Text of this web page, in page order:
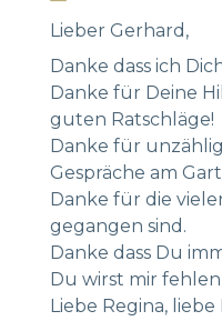
Lieber Gerhard,
Danke dass ich
Danke für Deine
guten Ratschläge!
Danke für
Gespräche am
Danke für die
gegangen sind.
Danke dass Du
Du wirst mir
Liebe Regina,